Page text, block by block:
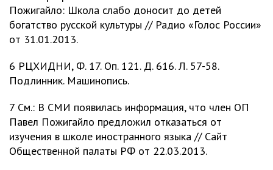
Пожигайло: Школа слабо доносит до детей
богатство русской культуры // Радио «Голос России»
от 31.01.2013.
6 РЦХИДНИ, Ф. 17. Oп. 121. Д. 616. Л. 57-58.
Подлинник. Машинопись.
7 См.: В СМИ появилась информация, что член ОП
Павел Пожигайло предложил отказаться от
изучения в школе иностранного языка // Сайт
Общественной палаты РФ от 22.03.2013.